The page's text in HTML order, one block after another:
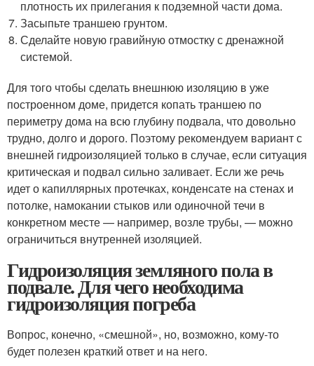
плотность их прилегания к подземной части дома.
Засыпьте траншею грунтом.
Сделайте новую гравийную отмостку с дренажной
системой.
Для того чтобы сделать внешнюю изоляцию в уже
построенном доме, придется копать траншею по
периметру дома на всю глубину подвала, что довольно
трудно, долго и дорого. Поэтому рекомендуем вариант с
внешней гидроизоляцией только в случае, если ситуация
критическая и подвал сильно заливает. Если же речь
идет о капиллярных протечках, конденсате на стенах и
потолке, намокании стыков или одиночной течи в
конкретном месте — например, возле трубы, — можно
ограничиться внутренней изоляцией.
Гидроизоляция земляного пола в
подвале. Для чего необходима
гидроизоляция погреба
Вопрос, конечно, «смешной», но, возможно, кому-то
будет полезен краткий ответ и на него.